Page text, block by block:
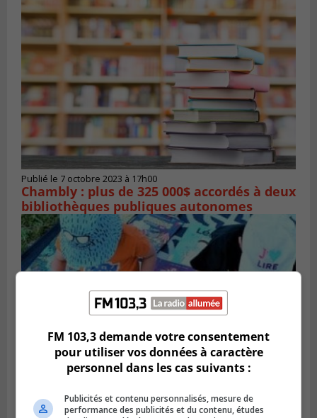
Publié le 7 octobre 2023 à 17h00
Chambly : plus de 325 000$ accordés à deux
bibliothèques publiques autonomes
Publié le 3 juillet 2023 à 08h00
Activités de lecture dans les parcs à
FM 103,3 demande votre consentement
pour utiliser vos données à caractère
personnel dans les cas suivants :
Publicités et contenu personnalisés, mesure de
performance des publicités et du contenu, études